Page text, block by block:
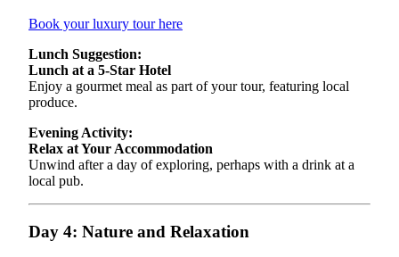
Book your luxury tour here
Lunch Suggestion:
Lunch at a 5-Star Hotel
Enjoy a gourmet meal as part of your tour, featuring local
produce.
Evening Activity:
Relax at Your Accommodation
Unwind after a day of exploring, perhaps with a drink at a
local pub.
Day 4: Nature and Relaxation